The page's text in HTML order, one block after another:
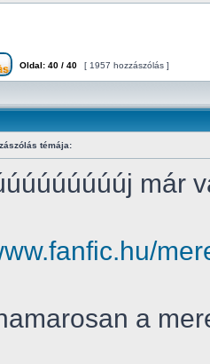
Oldal: 40 / 40 [ 1957 hozzászólás ]
témája:
már
a